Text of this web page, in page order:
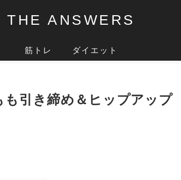
THE ANSWERS
筋トレ ダイエット
引き締め＆ヒップアップ